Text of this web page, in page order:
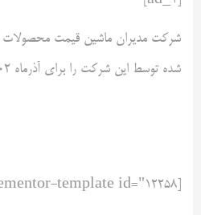
شرکت مدیران ماشین قیمت محصولات
شده توسط این شرکت را برای آذرماه ۱۴۰۲ خبرداد.